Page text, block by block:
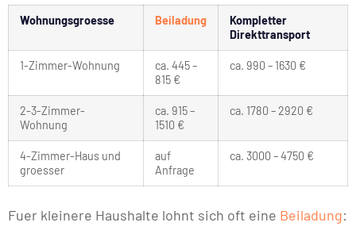
Wohnungsgroesse Beiladung
Kompletter
Direkttransport
1-Zimmer-Wohnung
ca. 445 –
815 €
ca. 990 – 1630 €
2-3-Zimmer-
Wohnung
ca. 915 –
1510 €
ca. 1780 – 2920 €
4-Zimmer-Haus und
groesser
auf
Anfrage
ca. 3000 – 4750 €
Fuer kleinere Haushalte lohnt sich oft eine Beiladung: